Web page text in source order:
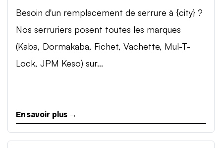
Besoin d'un remplacement de serrure à {city} ?
Nos serruriers posent toutes les marques
(Kaba, Dormakaba, Fichet, Vachette, Mul-T-
Lock, JPM Keso) sur...
En savoir plus →